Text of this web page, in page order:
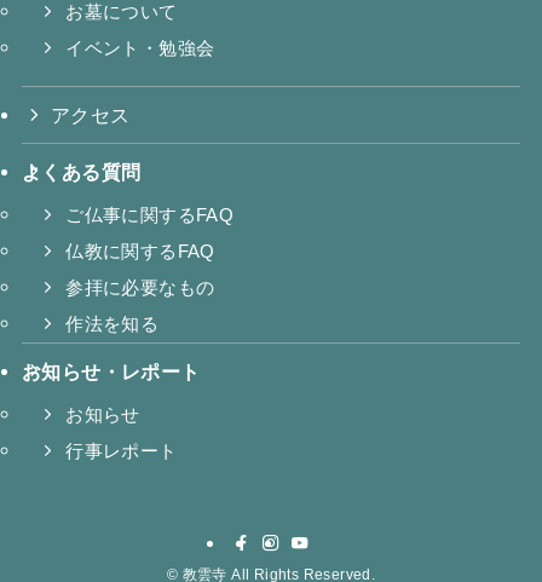
お墓について
イベント・勉強会
アクセス
よくある質問
ご仏事に関するFAQ
仏教に関するFAQ
参拝に必要なもの
作法を知る
お知らせ・レポート
お知らせ
行事レポート
© 教雲寺 All Rights Reserved.